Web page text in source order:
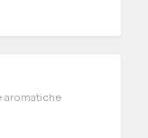
aromatiche